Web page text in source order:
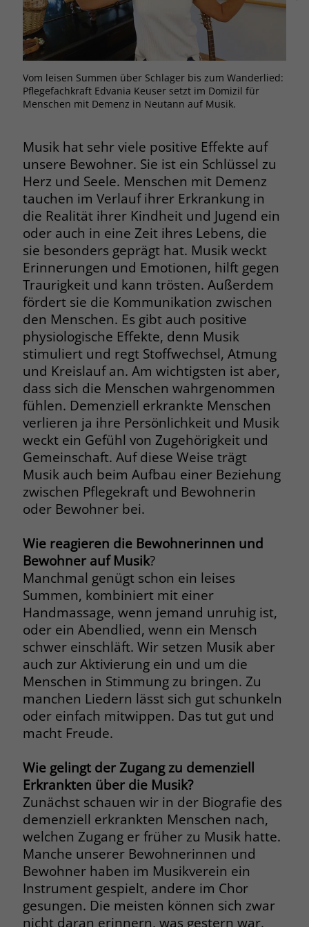
Vom leisen Summen über Schlager bis zum Wanderlied:
Pflegefachkraft Edvania Keuser setzt im Domizil für
Menschen mit Demenz in Neutann auf Musik.
Musik hat sehr viele positive Effekte auf
unsere Bewohner. Sie ist ein Schlüssel zu
Herz und Seele. Menschen mit Demenz
tauchen im Verlauf ihrer Erkrankung in
die Realität ihrer Kindheit und Jugend ein
oder auch in eine Zeit ihres Lebens, die
sie besonders geprägt hat. Musik weckt
Erinnerungen und Emotionen, hilft gegen
Traurigkeit und kann trösten. Außerdem
fördert sie die Kommunikation zwischen
den Menschen. Es gibt auch positive
physiologische Effekte, denn Musik
stimuliert und regt Stoffwechsel, Atmung
und Kreislauf an. Am wichtigsten ist aber,
dass sich die Menschen wahrgenommen
fühlen. Demenziell erkrankte Menschen
verlieren ja ihre Persönlichkeit und Musik
weckt ein Gefühl von Zugehörigkeit und
Gemeinschaft. Auf diese Weise trägt
Musik auch beim Aufbau einer Beziehung
zwischen Pflegekraft und Bewohnerin
oder Bewohner bei.
Wie reagieren die Bewohnerinnen und
Bewohner auf Musik?
Manchmal genügt schon ein leises
Summen, kombiniert mit einer
Handmassage, wenn jemand unruhig ist,
oder ein Abendlied, wenn ein Mensch
schwer einschläft. Wir setzen Musik aber
auch zur Aktivierung ein und um die
Menschen in Stimmung zu bringen. Zu
manchen Liedern lässt sich gut schunkeln
oder einfach mitwippen. Das tut gut und
macht Freude.
Wie gelingt der Zugang zu demenziell
Erkrankten über die Musik?
Zunächst schauen wir in der Biografie des
demenziell erkrankten Menschen nach,
welchen Zugang er früher zu Musik hatte.
Manche unserer Bewohnerinnen und
Bewohner haben im Musikverein ein
Instrument gespielt, andere im Chor
gesungen. Die meisten können sich zwar
nicht daran erinnern, was gestern war,
Name PHPSESSID
Anbieter stiftung-liebenau.de
Laufzeit Session
Name cookie_optin
Anbieter www.stiftung-liebenau.de
Laufzeit 1 Monat
Zweck
Behält die Zustimmung des Benutzers
zum Cookie Opt-In
Name __cf_bm
Anbieter .fonts.net
Laufzeit 30 Minuten
Zweck
This cookie, set by Cloudflare, is used to
support Cloudflare Bot Management.
Name JSessionID
Anbieter jobs.stiftung-liebenau.de
Laufzeit Session
Zweck
Behält die Zustände des Benutzers bei
allen Seitenanfragen bei.
Zweck
Browsers und die Einstellungen
exklusiv für diese Website zu speichern.
Dadurch wird gewährleistet, dass
Aktionen, die bei späteren Besuchen
derselben Website durchgeführt
werden, mit derselben
Benutzerkennung verknüpft werden.
Name _clsk
Anbieter www.clarity.ms
Laufzeit 1 Jahr
Zweck
Microsoft Clarity setzt dieses Cookie,
um die Seitenaufrufe eines Benutzers
zu speichern und in einer einzigen
Sitzungsaufzeichnung
zusammenzufassen.
Name _gcl_au
Anbieter Google Ads
Laufzeit 90 Tage
Zweck Enthält eine zufallsgenerierte User-ID.
Name _gcl_aw
Anbieter Google Ads
Zweck
Dieses Cookie wird gesetzt, wenn ein
User über einen Klick auf eine Google
Werbeanzeige auf die Website gelangt.
Es enthält Informationen darüber,
welche Werbeanzeige geklickt wurde,
sodass erzielte Erfolge wie z.B.
Bestellungen oder Kontaktanfragen der
Anzeige zugewiesen werden können.
Name _gcl_dc
Laufzeit 90 Tage
Zweck
Dieses Cookie wird gesetzt, wenn ein
User über einen Klick auf eine Google
Werbeanzeige auf die Website gelangt.
Es enthält Informationen darüber,
welche Werbeanzeige geklickt wurde,
sodass erzielte Erfolge wie z.B.
Bestellungen oder Kontaktanfragen der
Anzeige zugewiesen werden können.